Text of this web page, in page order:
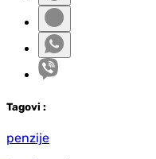
Tagovi :
penzije